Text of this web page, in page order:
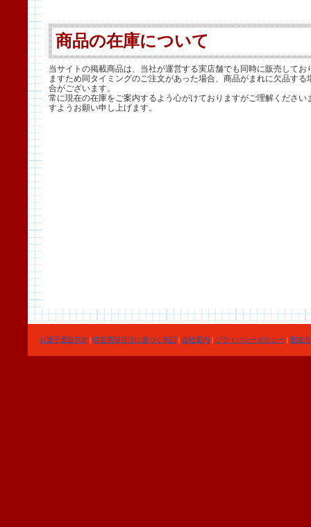
商品の在庫について
当サイトの掲載商品は、当社が運営する実店舗でも同時に販売してお
ますため同タイミングのご注文があった場合、商品がまれに欠品する
合がございます。
常に現在の在庫をご案内するよう心がけておりますがご理解ください
すようお願い申し上げます。
お菓子通販TOP | 特定商取引法に基づく表記 | 会社案内 | プライバシーポリシー | 配送